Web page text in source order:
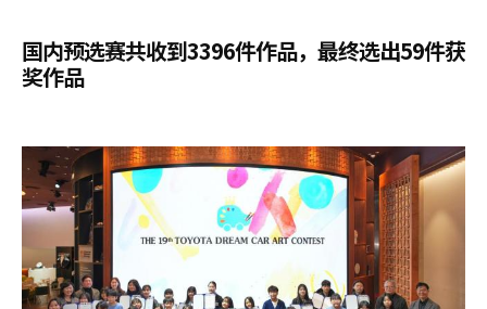
国内预选赛共收到3396件作品，最终选出59件获
奖作品